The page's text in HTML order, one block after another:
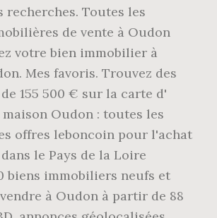
recherches. Toutes les
de vente à Oudon
votre bien immobilier à
Mes favoris. Trouvez des
155 500 € sur la carte d'
Oudon : toutes les
offres leboncoin pour l'achat
le Pays de la Loire
biens immobiliers neufs et
à Oudon à partir de 88